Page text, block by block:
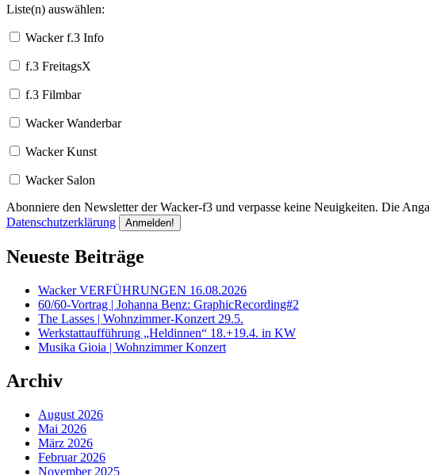
Liste(n) auswählen:
Wacker f.3 Info
f.3 FreitagsX
f.3 Filmbar
Wacker Wanderbar
Wacker Kunst
Wacker Salon
Abonniere den Newsletter der Wacker-f3 und verpasse keine Neuigkeiten. Die
Datenschutzerklärung
Neueste Beiträge
Wacker VERFÜHRUNGEN 16.08.2026
60/60-Vortrag | Johanna Benz: GraphicRecording#2
The Lasses | Wohnzimmer-Konzert 29.5.
Werkstattaufführung „Heldinnen“ 18.+19.4. in KW
Musika Gioia | Wohnzimmer Konzert
Archiv
August 2026
Mai 2026
März 2026
Februar 2026
November 2025